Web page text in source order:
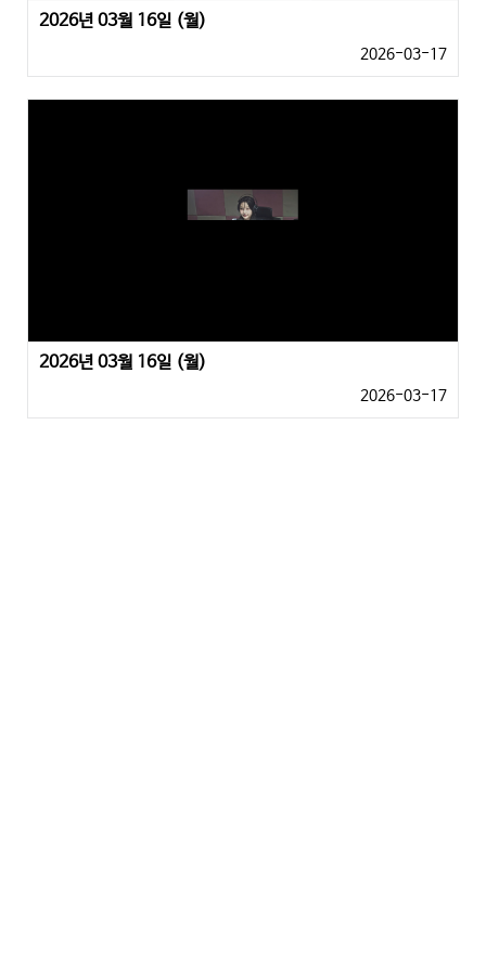
2026년 03월 16일 (월)
2026-03-17
2026년 03월 16일 (월)
2026-03-17